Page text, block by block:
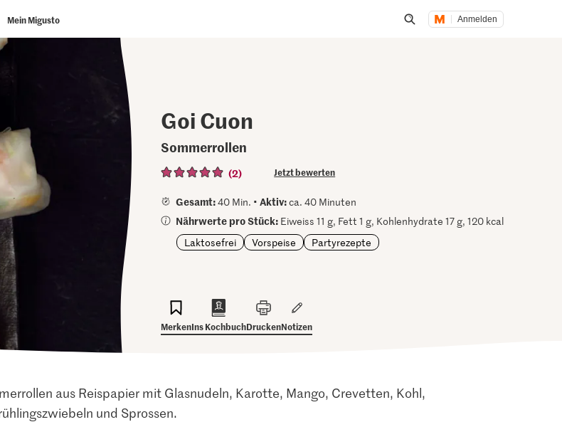
Mein Migusto Anmelden
Goi Cuon
Sommerrollen
(2) Jetzt bewerten
Gesamt:40 Min. •Aktiv:ca. 40 Minuten
Nährwerte pro Stück: Eiweiss 11 g, Fett 1 g, Kohlenhydrate 17 g, 120 kcal
Laktosefrei
Vorspeise Partyrezepte
MerkenIns KochbuchDruckenNotizen
aus Reispapier mit Glasnudeln, Karotte, Mango, Crevetten, Kohl,
und Sprossen.